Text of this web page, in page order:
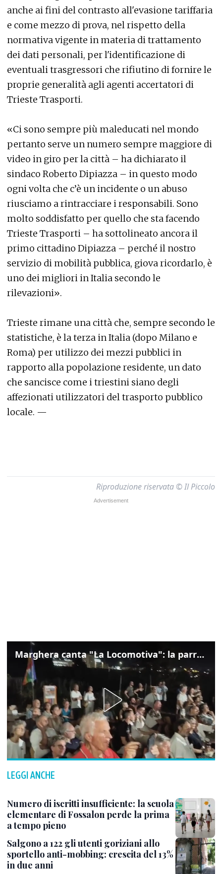
anche ai fini del contrasto all'evasione tariffaria
e come mezzo di prova, nel rispetto della
normativa vigente in materia di trattamento
dei dati personali, per l'identificazione di
eventuali trasgressori che rifiutino di fornire le
proprie generalità agli agenti accertatori di
Trieste Trasporti.
«Ci sono sempre più maleducati nel mondo
pertanto serve un numero sempre maggiore di
video in giro per la città – ha dichiarato il
sindaco Roberto Dipiazza – in questo modo
ogni volta che c’è un incidente o un abuso
riusciamo a rintracciare i responsabili. Sono
molto soddisfatto per quello che sta facendo
Trieste Trasporti – ha sottolineato ancora il
primo cittadino Dipiazza – perché il nostro
servizio di mobilità pubblica, giova ricordarlo, è
uno dei migliori in Italia secondo le
rilevazioni».
Trieste rimane una città che, sempre secondo le
statistiche, è la terza in Italia (dopo Milano e
Roma) per utilizzo dei mezzi pubblici in
rapporto alla popolazione residente, un dato
che sancisce come i triestini siano degli
affezionati utilizzatori del trasporto pubblico
locale. —
Riproduzione riservata © Il Piccolo
Marghera canta "La Locomotiva": la parrocchia della Cita ricorda Guccini
LEGGI ANCHE
Numero di iscritti insufficiente: la scuola
elementare di Fossalon perde la prima
a tempo pieno
Salgono a 122 gli utenti goriziani allo
sportello anti-mobbing: crescita del 13%
in due anni